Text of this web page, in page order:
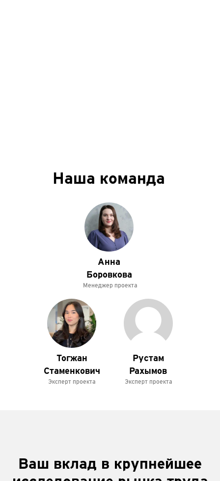
Наша команда
Эксперт проекта
Рустам
Рахымов
Эксперт проекта
Тогжан
Стаменкович
Менеджер проекта
Анна
Боровкова
Ваш вклад в крупнейшее